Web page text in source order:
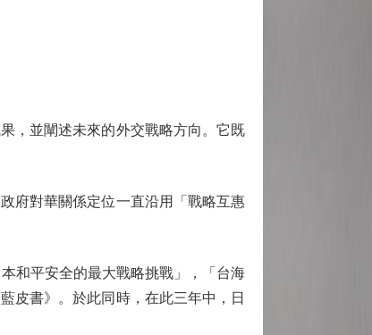
，並闡述未來的外交戰略方向。它既
府對華關係定位一直沿用「戰略互惠
和平安全的最大戰略挑戰」，「台海
皮書》。於此同時，在此三年中，日